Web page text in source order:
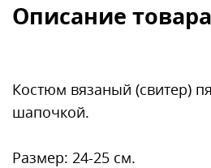
Описание товара
Костюм вязаный (свитер)
шапочкой.
Размер: 24-25 см.